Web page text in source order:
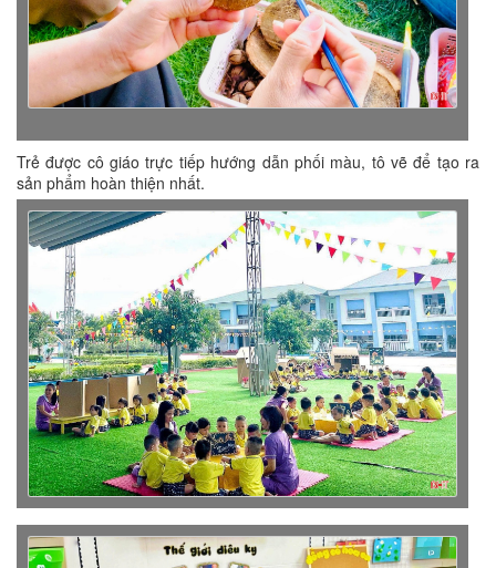
Trẻ được cô giáo trực tiếp hướng dẫn phối màu, tô vẽ để tạo ra
sản phẩm hoàn thiện nhất.